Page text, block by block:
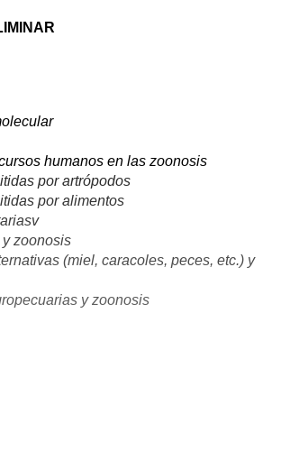
humanos en las zoonosis
por artrópodos
por alimentos
zoonosis
(miel, caracoles, peces, etc.) y
y zoonosis